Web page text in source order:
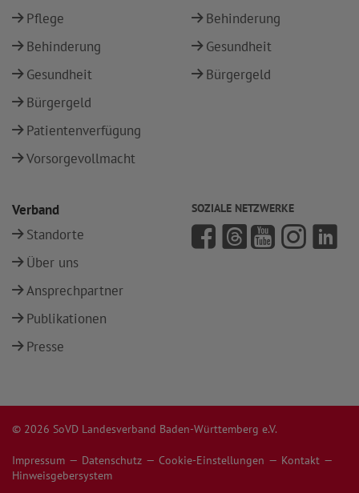
Pflege
Behinderung
Gesundheit
Bürgergeld
Patientenverfügung
Vorsorgevollmacht
Behinderung
Gesundheit
Bürgergeld
Verband
Standorte
Über uns
Ansprechpartner
Publikationen
Presse
SOZIALE NETZWERKE
© 2026 SoVD Landesverband Baden-Württemberg e.V.
Impressum Datenschutz Cookie-Einstellungen
Kontakt
Hinweisgebersystem